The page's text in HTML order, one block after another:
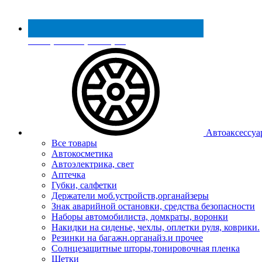
Реестр МинПромТорга
Все товары
Автокосметика
Автоэлектрика, свет
Аптечка
Губки, салфетки
Держатели моб.устройств,органайзеры
Знак аварийной остановки, средства безопасности
Наборы автомобилиста, домкраты, воронки
Накидки на сиденье, чехлы, оплетки руля, коврики.
Резинки на багажн.органайз.и прочее
Солнцезащитные шторы,тонировочная пленка
Щетки